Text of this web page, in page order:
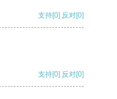
支持[0] 反对[0]
支持[0] 反对[0]